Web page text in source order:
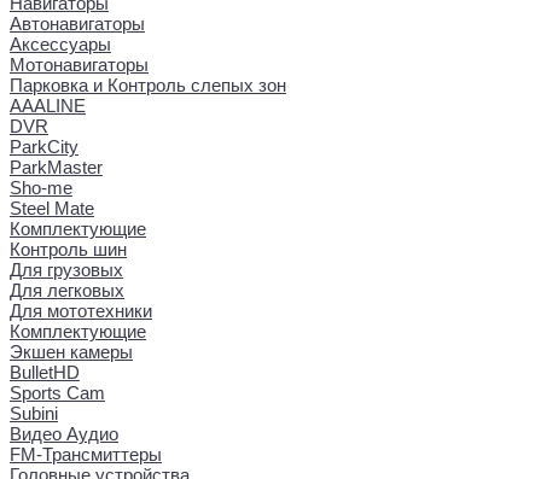
Автонавигаторы
Аксессуары
Мотонавигаторы
Парковка и Контроль слепых зон
AAALINE
DVR
ParkCity
ParkMaster
Sho-me
Steel Mate
Комплектующие
Контроль шин
Для грузовых
Для легковых
Для мототехники
Комплектующие
Экшен камеры
BulletHD
Sports Cam
Subini
Видео Аудио
FM-Трансмиттеры
Головные устройства